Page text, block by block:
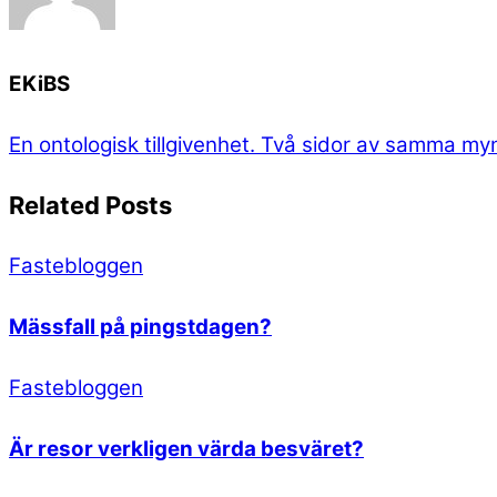
EKiBS
En ontologisk tillgivenhet. Två sidor av samma
Related Posts
Fastebloggen
Mässfall på pingstdagen?
Fastebloggen
Är resor verkligen värda besväret?